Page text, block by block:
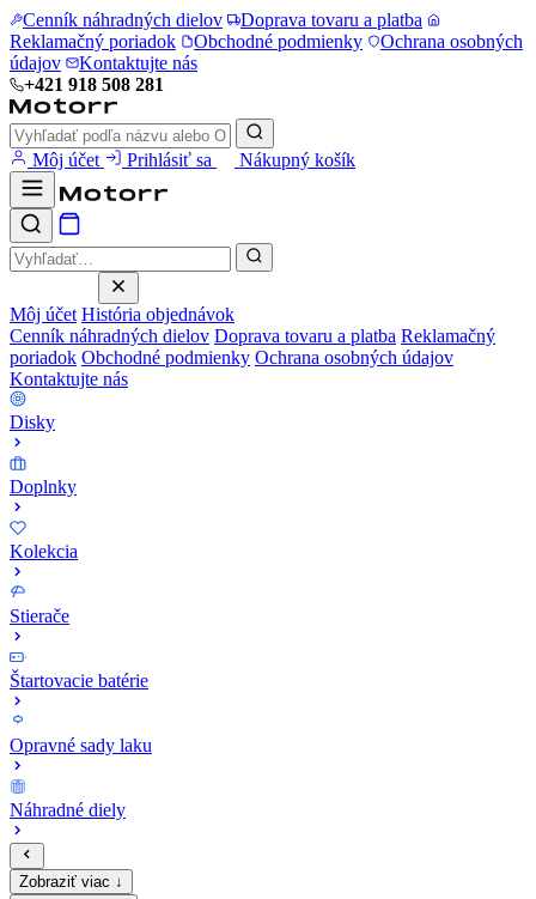
Cenník náhradných dielov
Doprava tovaru a platba
Reklamačný poriadok
Obchodné podmienky
Ochrana osobných
údajov
Kontaktujte nás
+421 918 508 281
Môj účet Prihlásiť sa Nákupný košík
Môj účet História objednávok
Cenník náhradných dielov Doprava tovaru a platba Reklamačný
poriadok Obchodné podmienky Ochrana osobných údajov
Kontaktujte nás
Disky
Doplnky
Kolekcia
Stierače
Štartovacie batérie
Opravné sady laku
Náhradné diely
Zobraziť viac ↓